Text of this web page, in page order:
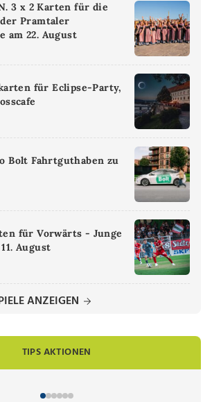
3 x 2 Karten für die
Pramtaler
am 22. August
für Eclipse-Party,
Bolt Fahrtguthaben zu
für Vorwärts - Junge
August
ANZEIGEN
TIPS AKTIONEN